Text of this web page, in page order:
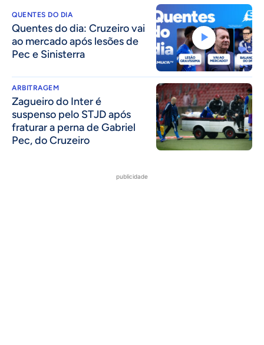
QUENTES DO DIA
Quentes do dia: Cruzeiro vai
ao mercado após lesões de
Pec e Sinisterra
ARBITRAGEM
Zagueiro do Inter é
suspenso pelo STJD após
fraturar a perna de Gabriel
Pec, do Cruzeiro
publicidade